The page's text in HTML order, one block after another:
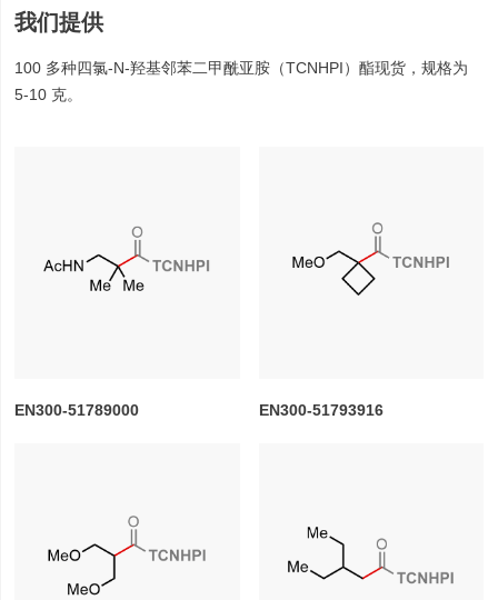
我们提供
100 多种四氯-N-羟基邻苯二甲酰亚胺（TCNHPI）酯现货，规格为
5-10 克。
EN300-51789000 EN300-51793916